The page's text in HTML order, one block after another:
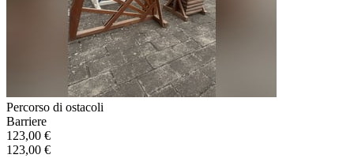
Percorso di ostacoli
Barriere
123,00 €
123,00 €